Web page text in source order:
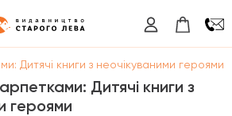
Дитячі книги з неочікуваними героями
Дитячі книги з
героями